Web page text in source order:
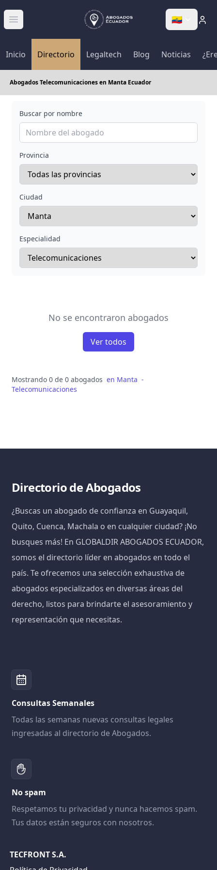
Abrir menú 🇪🇨
Inicio Directorio Legaltech Blog Noticias
Abogados Telecomunicaciones en Manta Ecuador
Buscar por nombre
Provincia
Ciudad
Especialidad
No se encontraron abogados
Ver todos
Mostrando 0 de 0 abogados en Manta -
Telecomunicaciones
Directorio de Abogados
¿Buscas un abogado de confianza en Guayaquil,
Quito, Cuenca, Machala o en cualquier ciudad? ¡No
busques más! En GLOBALDIR ABOGADOS ECUADOR,
somos el directorio líder en abogados en todo el
país. Te ofrecemos una selección exhaustiva de
abogados especializados en diversas áreas del
derecho, listos para brindarte el asesoramiento y
representación que necesitas.
Consultas Semanales
Todas las semanas nuevas consultas legales
ingresadas al directorio de Abogados.
No spam
Respetamos tu privacidad y nunca hacemos spam.
Tus datos están seguros con nosotros.
TECFRONT S.A.